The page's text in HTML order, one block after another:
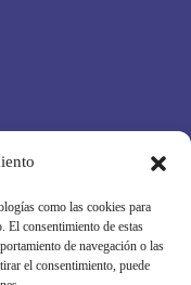
como las cookies para
El consentimiento de estas
de navegación o las
el consentimiento, puede